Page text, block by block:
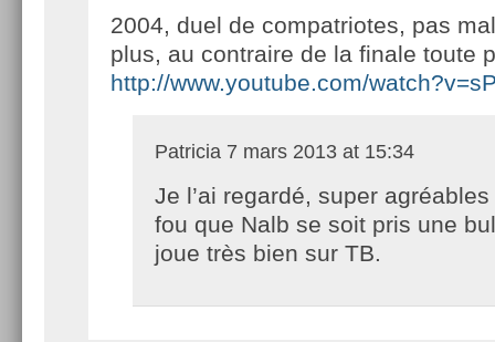
2004, duel de compatriotes, pas
plus, au contraire de la finale toute
http://www.youtube.com/
Patricia 7 mars 2013 at 15:34
Je l’ai regardé, super agréables
fou que Nalb se soit pris une
joue très bien sur TB.